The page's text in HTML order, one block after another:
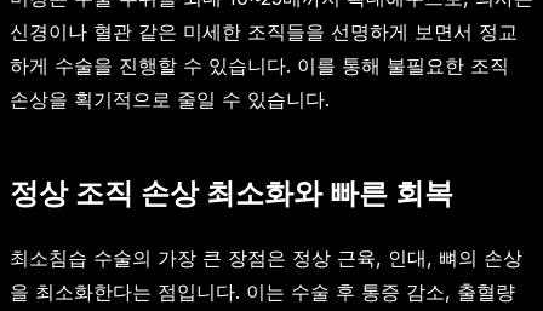
신경이나 혈관 같은 미세한 조직들을 선명하게 보면서 정교
하게 수술을 진행할 수 있습니다. 이를 통해 불필요한 조직
손상을 획기적으로 줄일 수 있습니다.
정상 조직 손상 최소화와 빠른 회복
최소침습 수술의 가장 큰 장점은 정상 근육, 인대, 뼈의 손상
을 최소화한다는 점입니다. 이는 수술 후 통증 감소, 출혈량